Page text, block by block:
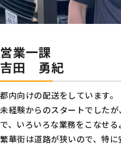
営業一課
吉田 勇紀
都内向けの配送をしています。
未経験からのスタートでした
で、いろいろな業務をこなせる
繁華街は道路が狭いので、特に